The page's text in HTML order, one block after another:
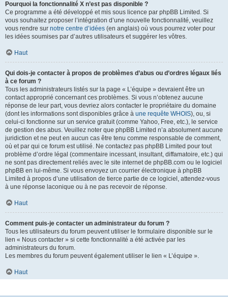
Pourquoi la fonctionnalité X n’est pas disponible ?
Ce programme a été développé et mis sous licence par phpBB Limited. Si
vous souhaitez proposer l’intégration d’une nouvelle fonctionnalité, veuillez
vous rendre sur notre centre d’idées (en anglais) où vous pourrez voter pour
les idées soumises par d’autres utilisateurs et suggérer les vôtres.
Haut
Qui dois-je contacter à propos de problèmes d’abus ou d’ordres légaux liés
à ce forum ?
Tous les administrateurs listés sur la page « L’équipe » devraient être un
contact approprié concernant ces problèmes. Si vous n’obtenez aucune
réponse de leur part, vous devriez alors contacter le propriétaire du domaine
(dont les informations sont disponibles grâce à une requête WHOIS), ou, si
celui-ci fonctionne sur un service gratuit (comme Yahoo, Free, etc.), le service
de gestion des abus. Veuillez noter que phpBB Limited n’a absolument aucune
juridiction et ne peut en aucun cas être tenu comme responsable de comment,
où et par qui ce forum est utilisé. Ne contactez pas phpBB Limited pour tout
problème d’ordre légal (commentaire incessant, insultant, diffamatoire, etc.) qui
ne sont pas directement reliés avec le site internet de phpBB.com ou le logiciel
phpBB en lui-même. Si vous envoyez un courrier électronique à phpBB
Limited à propos d’une utilisation de tierce partie de ce logiciel, attendez-vous
à une réponse laconique ou à ne pas recevoir de réponse.
Haut
Comment puis-je contacter un administrateur du forum ?
Tous les utilisateurs du forum peuvent utiliser le formulaire disponible sur le
lien « Nous contacter » si cette fonctionnalité a été activée par les
administrateurs du forum.
Les membres du forum peuvent également utiliser le lien « L’équipe ».
Haut